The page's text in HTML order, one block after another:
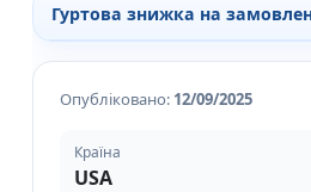
Гуртова знижка на
Опубліковано: 12/09/2025
Країна
USA